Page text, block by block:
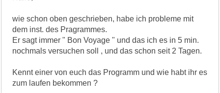
wie schon oben geschrieben, habe ich probleme mit
dem inst. des Pragrammes.
Er sagt immer " Bon Voyage " und das ich es in 5 min.
nochmals versuchen soll , und das schon seit 2 Tagen.
Kennt einer von euch das Programm und wie habt ihr es
zum laufen bekommen ?